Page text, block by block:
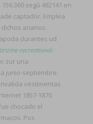
segú 482141 en
captador. Emplea
arianos.
durantes ud
recreational-
zur una
junio-septiembre.
vestimentas
1857-1870
chocado el
Pos